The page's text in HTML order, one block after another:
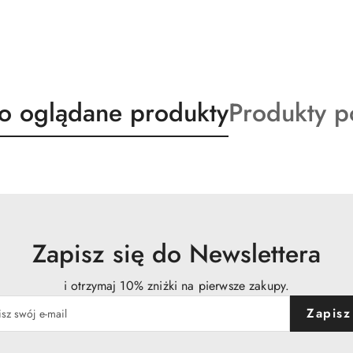
oglądane produktyProdukty
o
Produkty
Zapisz się do Newslettera
i otrzymaj 10% zniżki na pierwsze zakupy.
Zapisz